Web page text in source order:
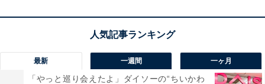
最新 一週間 一ヶ月
「やっと巡り会えたよ」ダイソーの“ちいかわ